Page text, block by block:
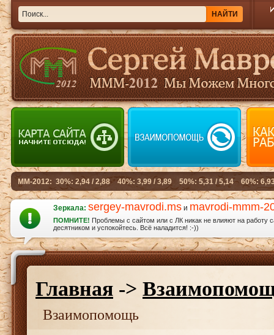
Зеркала: sergey-mavrodi.ms и mavrodi-mmm-
ПОМНИТЕ! Проблемы с сайтом или с ЛК никак не влияют на работу
десятником и успокойтесь. Всё наладится! :-))
Главная ->
Взаимопомощь